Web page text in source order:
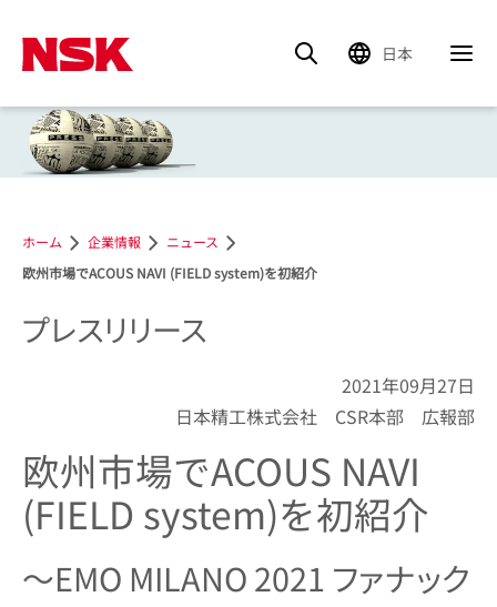
ホーム 企業情報
ニュース
欧州市場でACOUS NAVI (FIELD system)を初紹介
日本
プレスリリース
2021年09月27日
日本精工株式会社 CSR本部 広報部
欧州市場でACOUS NAVI
(FIELD system)を初紹介
～EMO MILANO 2021 ファナック